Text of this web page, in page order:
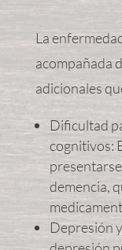
La
acompañada
adicionales
Dificultad
cognitivos:
demencia,
Depresión